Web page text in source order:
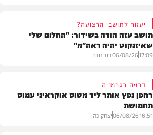
יעזור לתושבי הרצועה?
תושב עזה הודה בשידור: "החלום שלי
שאיזנקוט יהיה ראה"מ"
17:09
06/08/26דוד חדד
דרמה בגרמניה
רחפן נפץ אותר ליד מטוס אוקראיני עמוס
תחמושת
16:51
06/08/26יצחק כהן